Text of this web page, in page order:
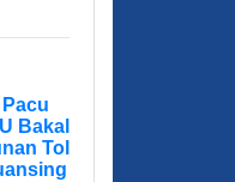
Bakal
Tol